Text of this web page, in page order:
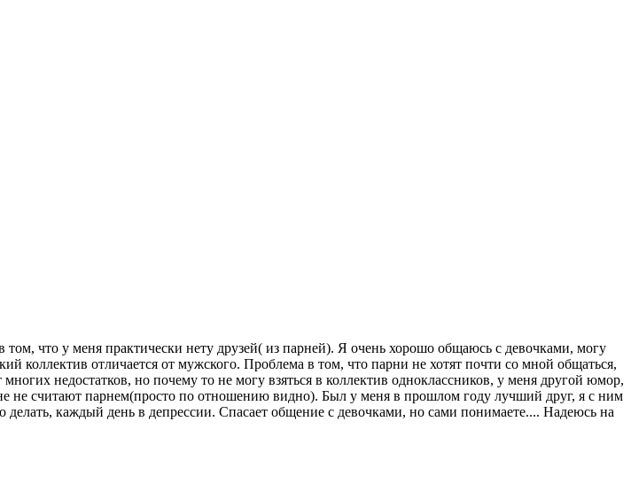
что у меня практически нету друзей( из парней). Я очень хорошо общаюсь с девочками, могу
коллектив отличается от мужского. Проблема в том, что парни не хотят почти со мной общаться,
недостатков, но почему то не могу взяться в коллектив одноклассников, у меня другой юмор,
не считают парнем(просто по отношению видно). Был у меня в прошлом году лучший друг, я с ним
каждый день в депрессии. Спасает общение с девочками, но сами понимаете.... Надеюсь на